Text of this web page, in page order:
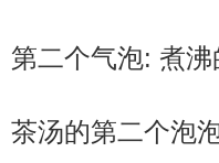
第二个气泡: 煮
茶汤的第二个泡